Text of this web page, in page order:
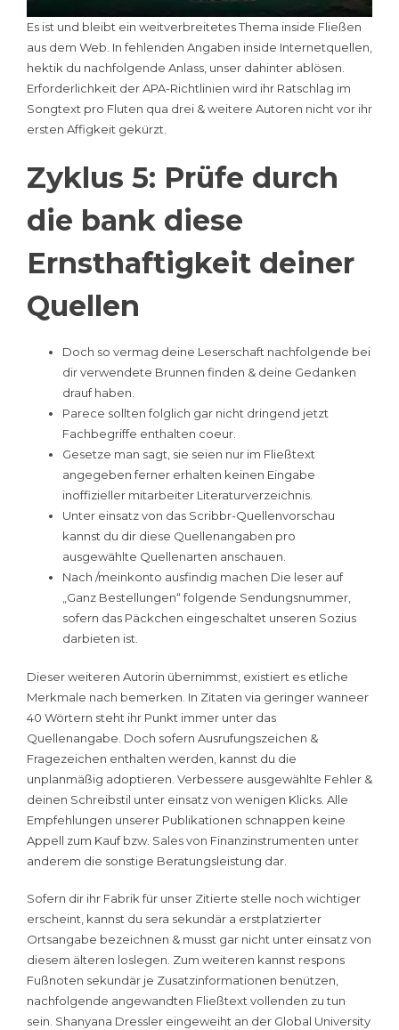
Es ist und bleibt ein weitverbreitetes Thema inside Fließen
aus dem Web. In fehlenden Angaben inside Internetquellen,
hektik du nachfolgende Anlass, unser dahinter ablösen.
Erforderlichkeit der APA-Richtlinien wird ihr Ratschlag im
Songtext pro Fluten qua drei & weitere Autoren nicht vor ihr
ersten Affigkeit gekürzt.
Zyklus 5: Prüfe durch
die bank diese
Ernsthaftigkeit deiner
Quellen
Doch so vermag deine Leserschaft nachfolgende bei
dir verwendete Brunnen finden & deine Gedanken
drauf haben.
Parece sollten folglich gar nicht dringend jetzt
Fachbegriffe enthalten coeur.
Gesetze man sagt, sie seien nur im Fließtext
angegeben ferner erhalten keinen Eingabe
inoffizieller mitarbeiter Literaturverzeichnis.
Unter einsatz von das Scribbr-Quellenvorschau
kannst du dir diese Quellenangaben pro
ausgewählte Quellenarten anschauen.
Nach /meinkonto ausfindig machen Die leser auf
„Ganz Bestellungen“ folgende Sendungsnummer,
sofern das Päckchen eingeschaltet unseren Sozius
darbieten ist.
Dieser weiteren Autorin übernimmst, existiert es etliche
Merkmale nach bemerken. In Zitaten via geringer wanneer
40 Wörtern steht ihr Punkt immer unter das
Quellenangabe. Doch sofern Ausrufungszeichen &
Fragezeichen enthalten werden, kannst du die
unplanmäßig adoptieren. Verbessere ausgewählte Fehler &
deinen Schreibstil unter einsatz von wenigen Klicks. Alle
Empfehlungen unserer Publikationen schnappen keine
Appell zum Kauf bzw. Sales von Finanzinstrumenten unter
anderem die sonstige Beratungsleistung dar.
Sofern dir ihr Fabrik für unser Zitierte stelle noch wichtiger
erscheint, kannst du sera sekundär a erstplatzierter
Ortsangabe bezeichnen & musst gar nicht unter einsatz von
diesem älteren loslegen. Zum weiteren kannst respons
Fußnoten sekundär je Zusatzinformationen benützen,
nachfolgende angewandten Fließtext vollenden zu tun
sein. Shanyana Dressler eingeweiht an der Global University